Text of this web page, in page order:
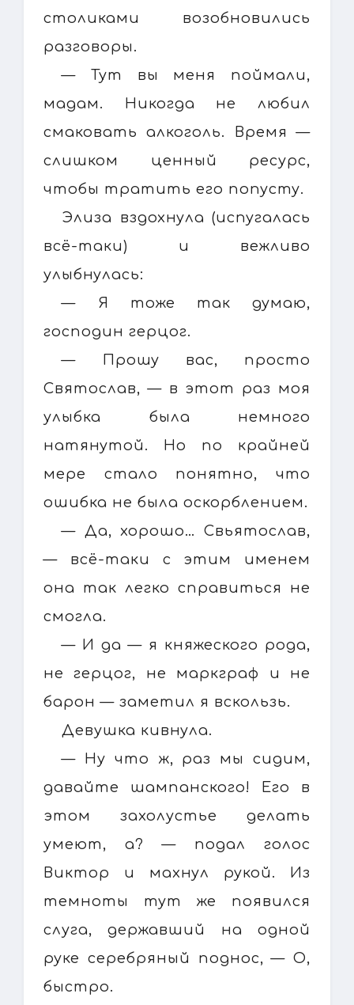
столиками возобновились
разговоры.
— Тут вы меня поймали,
мадам. Никогда не любил
смаковать алкоголь. Время —
слишком ценный ресурс,
чтобы тратить его попусту.
Элиза вздохнула (испугалась
всё-таки) и вежливо
улыбнулась:
— Я тоже так думаю,
господин герцог.
— Прошу вас, просто
Святослав, — в этот раз моя
улыбка была немного
натянутой. Но по крайней
мере стало понятно, что
ошибка не была оскорблением.
— Да, хорошо… Свьятослав,
— всё-таки с этим именем
она так легко справиться не
смогла.
— И да — я княжеского рода,
не герцог, не маркграф и не
барон — заметил я вскользь.
Девушка кивнула.
— Ну что ж, раз мы сидим,
давайте шампанского! Его в
этом захолустье делать
умеют, а? — подал голос
Виктор и махнул рукой. Из
темноты тут же появился
слуга, державший на одной
руке серебряный поднос, — О,
быстро.